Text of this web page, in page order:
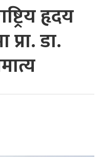
हृदय
डा.